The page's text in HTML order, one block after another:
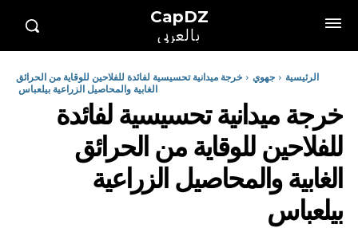
CapDZ
بالعربي
الرئيسية جهوي
خرجة ميدانية تحسيسية لفائدة للفلاحين للوقاية من الحرائق
الغابية والمحاصيل الزراعية بيلعباس
خرجة ميدانية تحسيسية لفائدة
للفلاحين للوقاية من الحرائق
الغابية والمحاصيل الزراعية
بيلعباس